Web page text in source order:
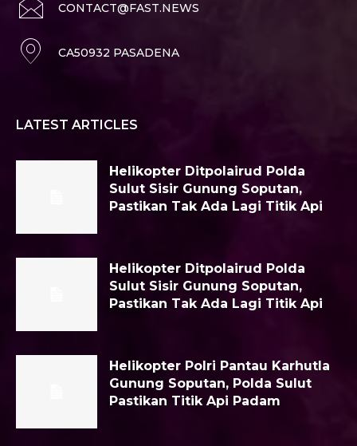
CONTACT@FAST.NEWS
CA50932 PASADENA
LATEST ARTICLES
Helikopter Ditpolairud Polda
Sulut Sisir Gunung Soputan,
Pastikan Tak Ada Lagi Titik Api
Helikopter Ditpolairud Polda
Sulut Sisir Gunung Soputan,
Pastikan Tak Ada Lagi Titik Api
Helikopter Polri Pantau Karhutla
Gunung Soputan, Polda Sulut
Pastikan Titik Api Padam